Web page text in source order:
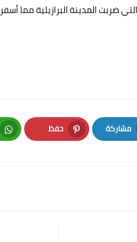
البرازيلية مما أسفر عن مقتل 6
مشاركة
LinkedIn
حفظ
Pinterest